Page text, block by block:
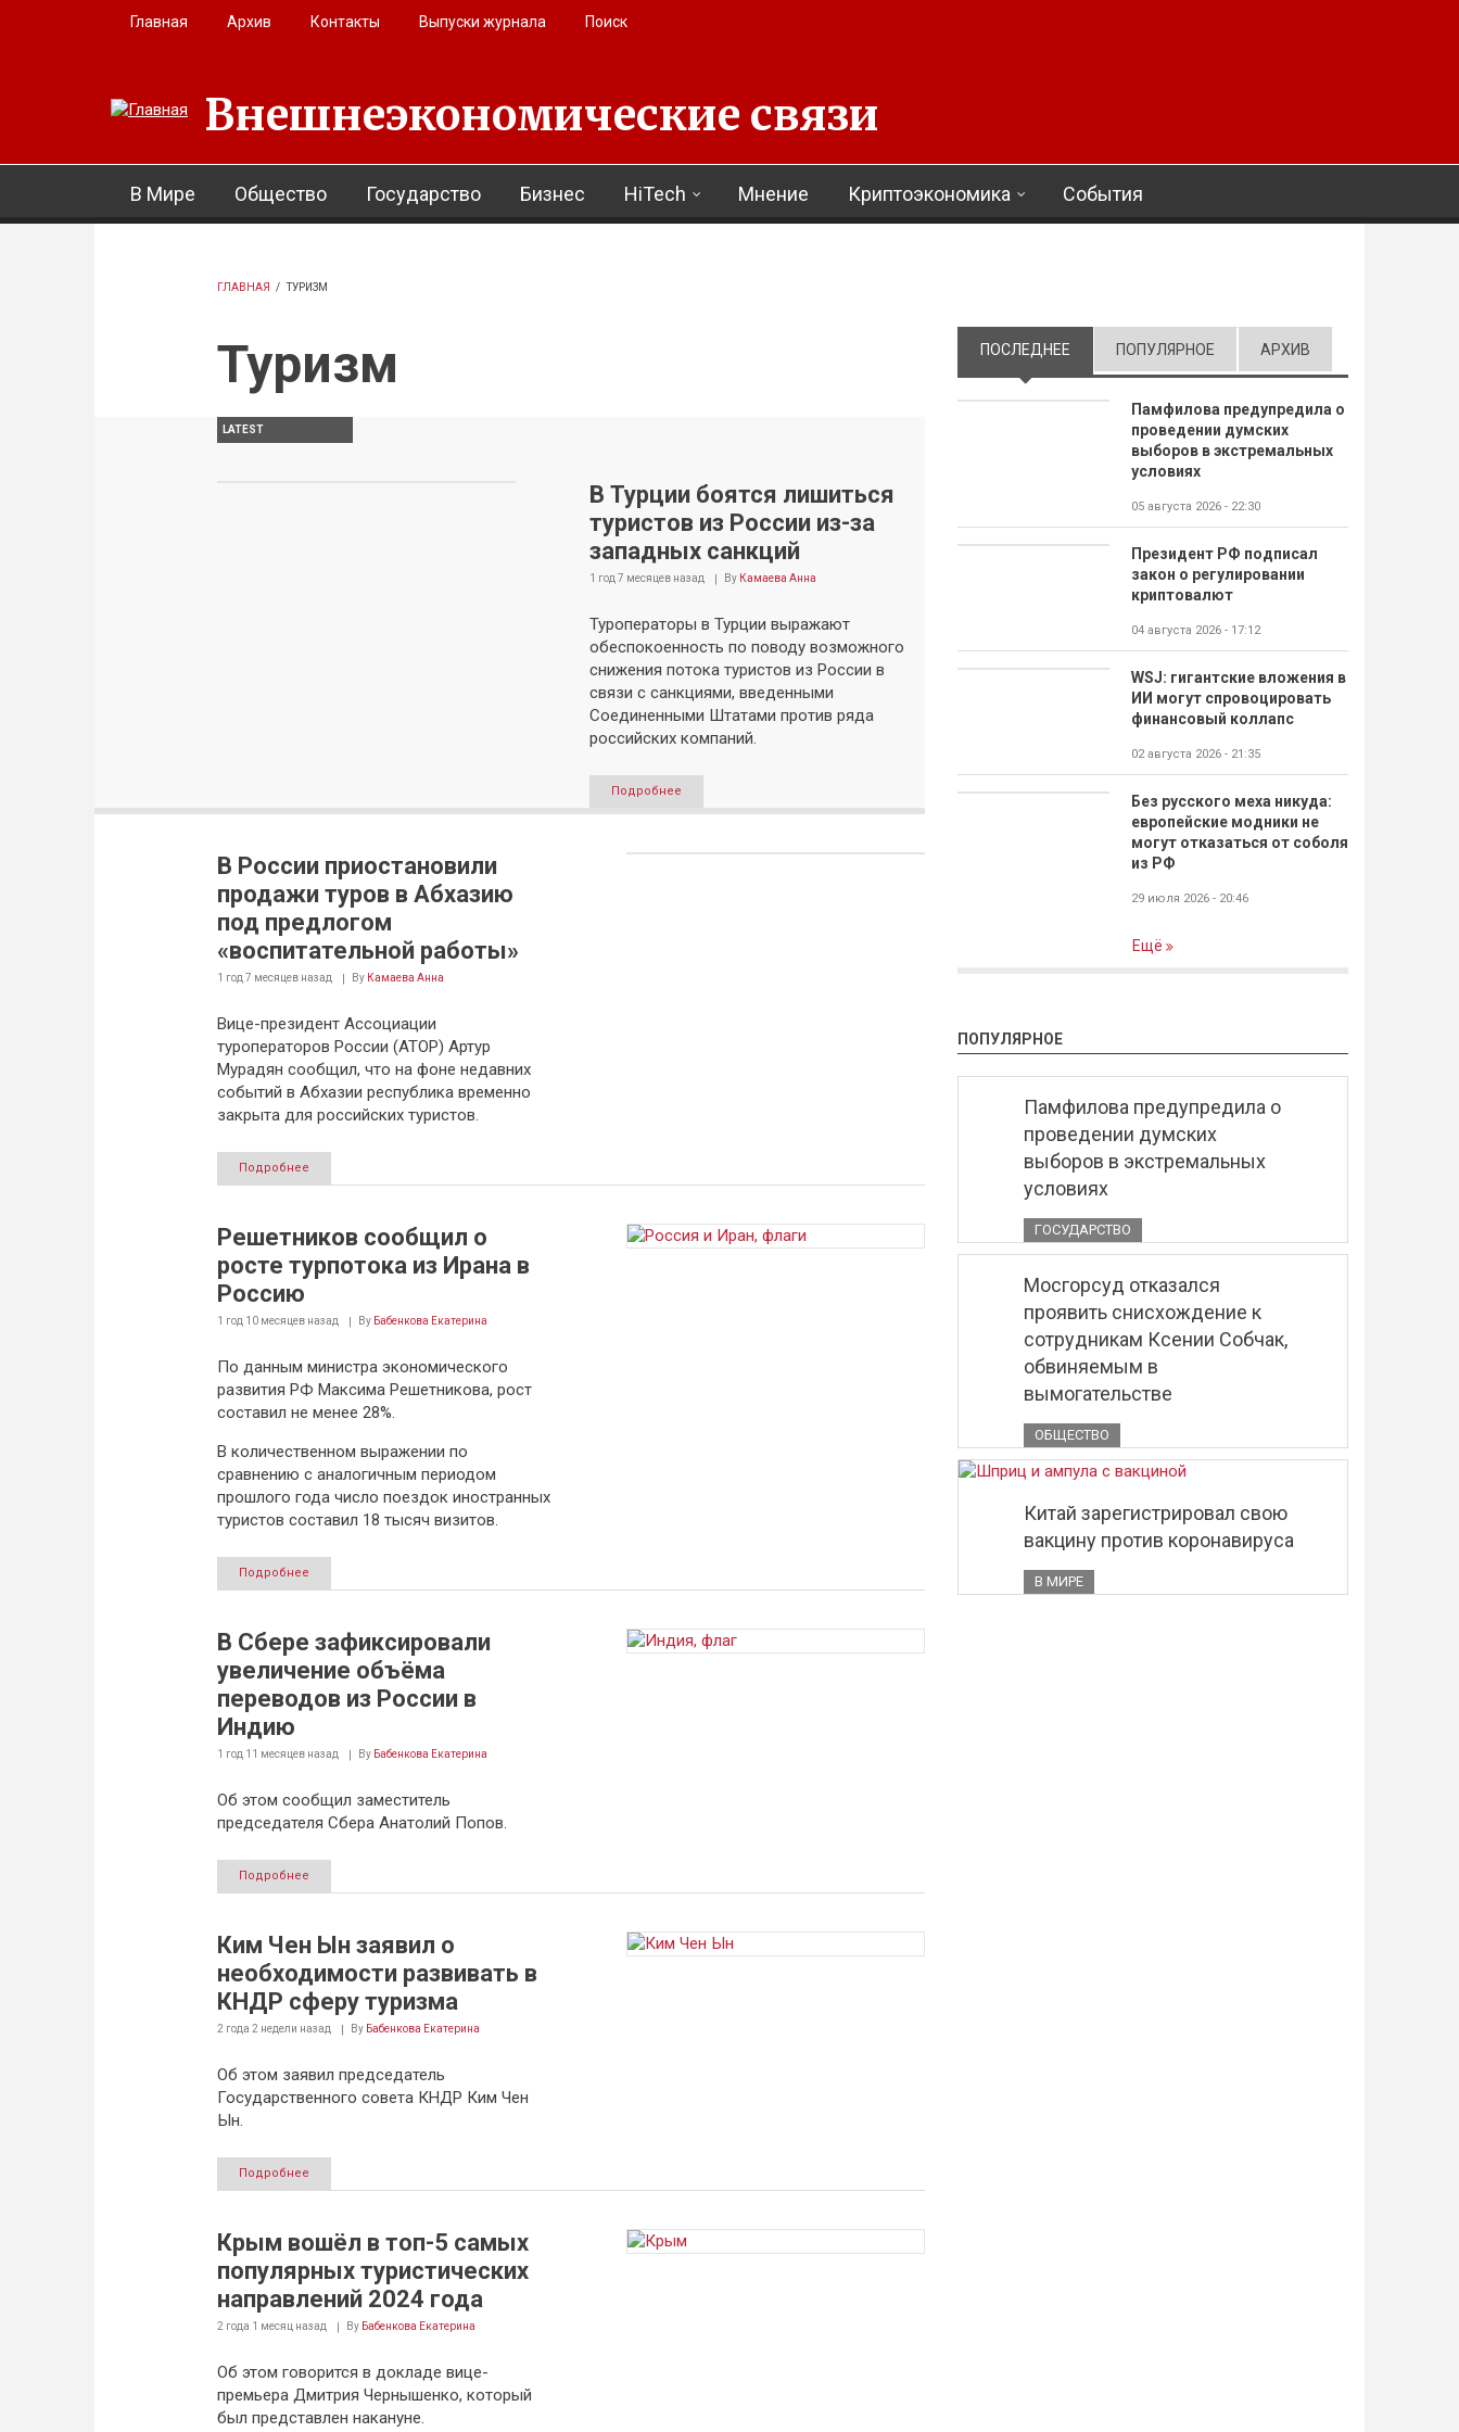
Перейти к основному содержанию
Главная Архив Контакты Выпуски журнала Поиск
Внешнеэкономические связи
В Мире Общество Государство Бизнес HiTech Мнение Криптоэкономика События
ГЛАВНАЯ / ТУРИЗМ
Туризм
LATEST
В Турции боятся лишиться
туристов из России из-за
западных санкций
1 год 7 месяцевназад By Камаева Анна
Туроператоры в Турции выражают
обеспокоенность по поводу возможного
снижения потока туристов из России в
связи с санкциями, введенными
Соединенными Штатами против ряда
российских компаний.
Подробнее
В России приостановили
продажи туров в Абхазию
под предлогом
«воспитательной работы»
1 год 7 месяцевназад By Камаева Анна
Вице-президент Ассоциации
туроператоров России (АТОР) Артур
Мурадян сообщил, что на фоне недавних
событий в Абхазии республика временно
закрыта для российских туристов.
Подробнее
Решетников сообщил о
росте турпотока из Ирана в
Россию
1 год 10 месяцевназад By Бабенкова Екатерина
По данным министра экономического
развития РФ Максима Решетникова, рост
составил не менее 28%.
В количественном выражении по
сравнению с аналогичным периодом
прошлого года число поездок иностранных
туристов составил 18 тысяч визитов.
Подробнее
В Сбере зафиксировали
увеличение объёма
переводов из России в
Индию
1 год 11 месяцевназад By Бабенкова Екатерина
Об этом сообщил заместитель
председателя Сбера Анатолий Попов.
Подробнее
Ким Чен Ын заявил о
необходимости развивать в
КНДР сферу туризма
2 года 2 недели назад By Бабенкова Екатерина
Об этом заявил председатель
Государственного совета КНДР Ким Чен
Ын.
Подробнее
Крым вошёл в топ-5 самых
популярных туристических
направлений 2024 года
2 года 1 месяц назад By Бабенкова Екатерина
Об этом говорится в докладе вице-
премьера Дмитрия Чернышенко, который
был представлен накануне.
ПОСЛЕДНЕЕ (АКТИВНАЯ ВКЛАДКА)
ПОПУЛЯРНОЕ АРХИВ
Памфилова предупредила о
проведении думских
выборов в экстремальных
условиях
05 августа 2026 - 22:30
Президент РФ подписал
закон о регулировании
криптовалют
04 августа 2026 - 17:12
WSJ: гигантские вложения в
ИИ могут спровоцировать
финансовый коллапс
02 августа 2026 - 21:35
Без русского меха никуда:
европейские модники не
могут отказаться от соболя
из РФ
29 июля 2026 - 20:46
Ещё
ПОПУЛЯРНОЕ
Памфилова предупредила о
проведении думских
выборов в экстремальных
условиях
ГОСУДАРСТВО
Мосгорсуд отказался
проявить снисхождение к
сотрудникам Ксении Собчак,
обвиняемым в
вымогательстве
ОБЩЕСТВО
Китай зарегистрировал свою
вакцину против коронавируса
В МИРЕ